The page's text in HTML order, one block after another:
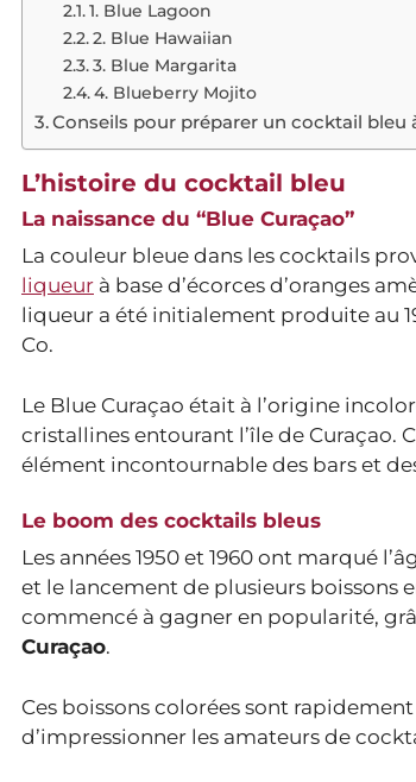
1. Blue Lagoon
2. Blue Hawaiian
3. Blue Margarita
4. Blueberry Mojito
Conseils pour préparer un cocktail bleu
L’histoire du cocktail bleu
La naissance du “Blue Curaçao”
La couleur bleue dans les cocktails
liqueur à base d’écorces d’oranges
liqueur a été initialement produite au
Co.
Le Blue Curaçao était à l’origine
cristallines entourant l’île de Curaçao.
élément incontournable des bars et
Le boom des cocktails bleus
Les années 1950 et 1960 ont marqué
et le lancement de plusieurs boissons
commencé à gagner en popularité,
Curaçao.
Ces boissons colorées sont
d’impressionner les amateurs de